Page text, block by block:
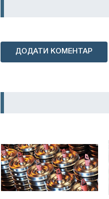
ДОДАТИ КОМЕНТАР